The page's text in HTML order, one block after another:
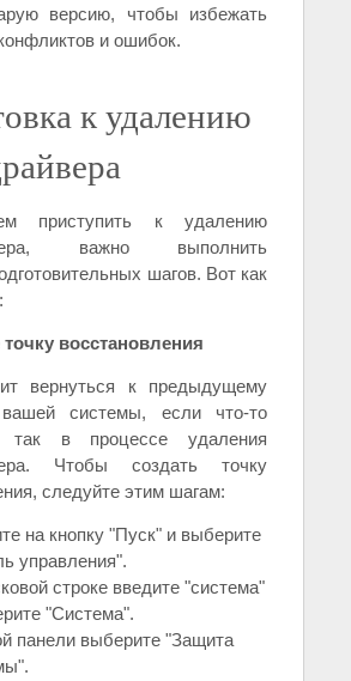
версию, чтобы избежать
и ошибок.
к удалению
приступить к удалению
важно выполнить
шагов. Вот как
восстановления
вернуться к предыдущему
системы, если что-то
так в процессе удаления
Чтобы создать точку
следуйте этим шагам:
на кнопку "Пуск" и выберите
управления".
строке введите "система"
"Система".
панели выберите "Защита